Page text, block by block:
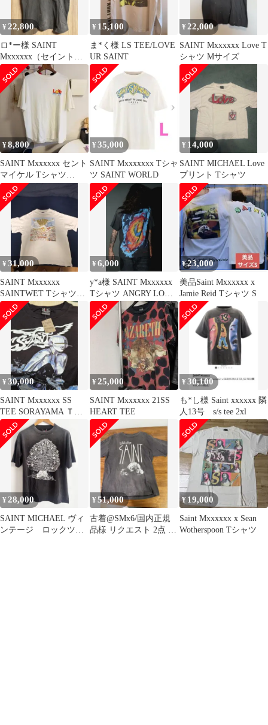
¥22,800
ロ*ー様 SAINT
Mxxxxxx（セイントマ
イケル）Apple L
¥ 15,100
ま*く様 LS TEE/LOVE
UR SAINT
¥22,000
SAINT Mxxxxxx Love T
シャツ Mサイズ
¥8,800
SAINT Mxxxxxx セント
マイケル Tシャツ
LOVE SAINT半袖T
¥ 35,000
SAINT Mxxxxxxx Tシャ
ツ SAINT WORLD
¥ 14,000
SAINT MICHAEL Love
プリント Tシャツ
¥31,000
SAINT Mxxxxxx
SAINTWET Tシャツ
Used
¥6,000
y*a様 SAINT Mxxxxxx
Tシャツ ANGRY LOVE
GOD
¥23,000
美品Saint Mxxxxxx x
Jamie Reid Tシャツ S
¥30,000
SAINT Mxxxxxx SS
TEE SORAYAMA Ｔシ
ャツ 平野紫耀
¥25,000
SAINT Mxxxxxx 21SS
HEART TEE
¥30,100
も*し様 Saint xxxxxx 隣
人13号 s/s tee 2xl
¥ 28,000
SAINT MICHAEL ヴィ
ンテージ ロックツリ
¥51,000
古着@SMx6/国内正規
品様 リクエスト 2点 ま
¥ 19,000
Saint Mxxxxxx x Sean
Wotherspoon Tシャツ